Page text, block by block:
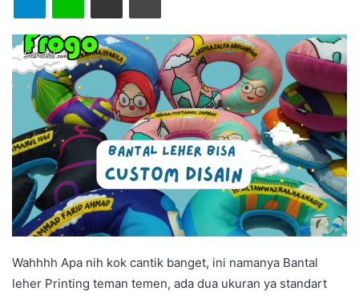
Wahhhh Apa nih kok cantik banget, ini namanya Bantal
leher Printing teman temen, ada dua ukuran ya standart